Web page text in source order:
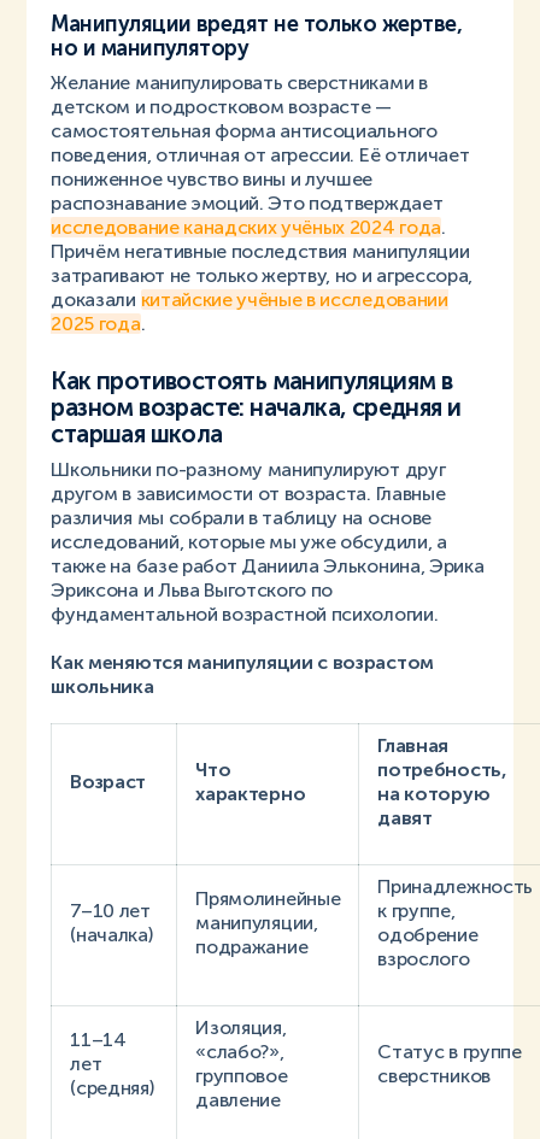
Манипуляции вредят не только жертве,
но и манипулятору
Желание манипулировать сверстниками в
детском и подростковом возрасте —
самостоятельная форма антисоциального
поведения, отличная от агрессии. Её отличает
пониженное чувство вины и лучшее
распознавание эмоций. Это подтверждает
исследование канадских учёных 2024 года.
Причём негативные последствия манипуляции
затрагивают не только жертву, но и агрессора,
доказали китайские учёные в исследовании
2025 года.
Как противостоять манипуляциям в
разном возрасте: началка, средняя и
старшая школа
Школьники по-разному манипулируют друг
другом в зависимости от возраста. Главные
различия мы собрали в таблицу на основе
исследований, которые мы уже обсудили, а
также на базе работ Даниила Эльконина, Эрика
Эриксона и Льва Выготского по
фундаментальной возрастной психологии.
Как меняются манипуляции с возрастом
школьника
Возраст
Что
характерно
Главная
потребность,
на которую
давят
7–10 лет
(началка)
Прямолинейные
манипуляции,
подражание
Принадлежность
к группе,
одобрение
взрослого
11–14
лет
(средняя)
Изоляция,
«слабо?»,
групповое
давление
Статус в группе
сверстников